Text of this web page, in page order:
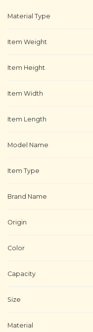
Material Type
Item Weight
Item Height
Item Width
Item Length
Model Name
Item Type
Brand Name
Origin
Color
Capacity
Size
Material